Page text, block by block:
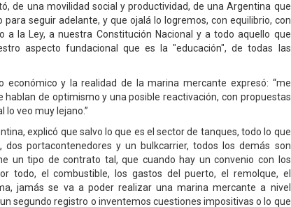
de una movilidad social y productividad, de una Argentina que
seguir adelante, y que ojalá lo logremos, con equilibrio, con
a la Ley, a nuestra Constitución Nacional y a todo aquello que
aspecto fundacional que es la "educación", de todas las
económico y la realidad de la marina mercante expresó: “me
hablan de optimismo y una posible reactivación, con propuestas
lo veo muy lejano.”
explicó que salvo lo que es el sector de tanques, todo lo que
portacontenedores y un bulkcarrier, todos los demás son
un tipo de contrato tal, que cuando hay un convenio con los
todo, el combustible, los gastos del puerto, el remolque, el
jamás se va a poder realizar una marina mercante a nivel
segundo registro o inventemos cuestiones impositivas o lo que